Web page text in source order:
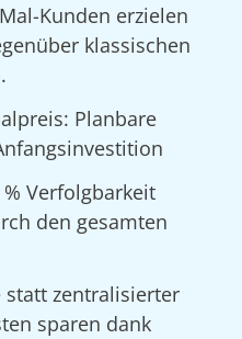
Kunden erzielen
klassischen
Planbare
Verfolgbarkeit
den gesamten
statt zentralisierter
sparen dank